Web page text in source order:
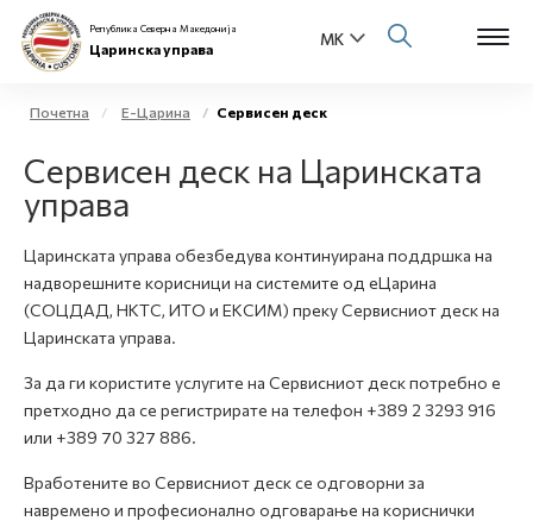
За нас
Бизнис заедница
Е-Царина
Open
Медиа центар
Република Северна Македонија
Царинска управа
Почетна Е-Царина Сервисен деск
Сервисен деск на Царинската
управа
Царинската управа обезбедува континуирана поддршка на
надворешните корисници на системите од еЦарина
(СОЦДАД, НКТС, ИТО и ЕКСИМ) преку Сервисниот деск на
Царинската управа.
За да ги користите услугите на Сервисниот деск потребно е
претходно да се регистрирате на телефон +389 2 3293 916
или +389 70 327 886.
Вработените во Сервисниот деск се одговорни за
навремено и професионално одговарање на кориснички